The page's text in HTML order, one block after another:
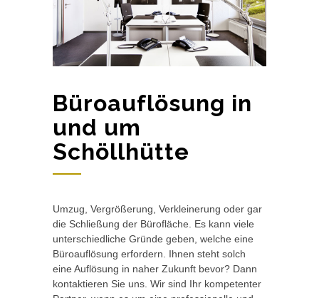
Büroauflösung in
und um
Schöllhütte
Umzug, Vergrößerung, Verkleinerung oder gar
die Schließung der Bürofläche. Es kann viele
unterschiedliche Gründe geben, welche eine
Büroauflösung erfordern. Ihnen steht solch
eine Auflösung in naher Zukunft bevor? Dann
kontaktieren Sie uns. Wir sind Ihr kompetenter